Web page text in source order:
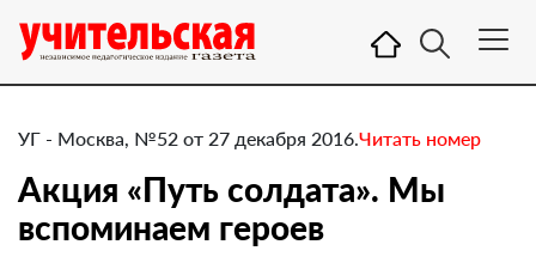
УГ - Москва, №52 от 27 декабря 2016.Читать номер
Акция «Путь солдата». Мы
вспоминаем героев